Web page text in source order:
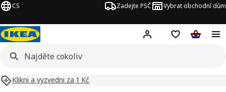
CS Zadejte PSČ Vybrat obchodní dům
Hej! Přihlášení
NákupníNákupní
Klikni a vyzvedni za 1 Kč